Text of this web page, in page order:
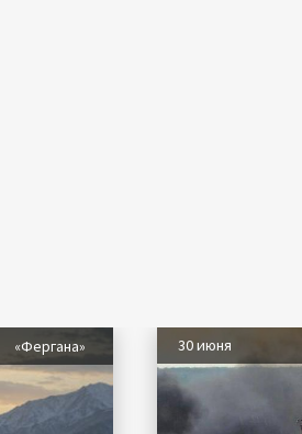
«Фергана» 30 июня